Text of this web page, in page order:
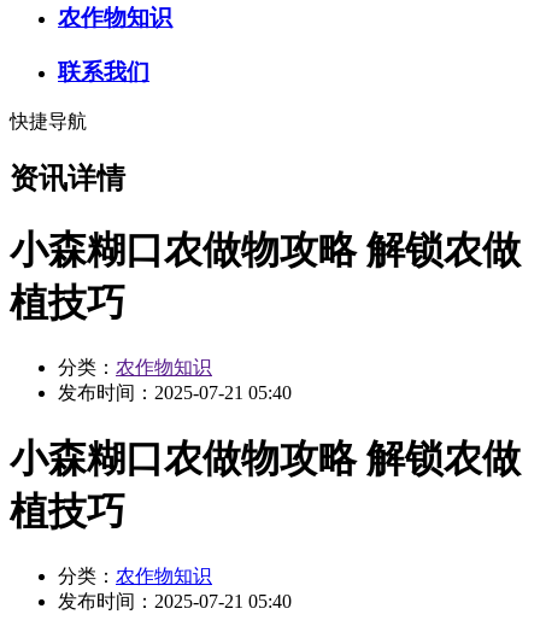
农作物知识
联系我们
快捷导航
资讯详情
小森糊口农做物攻略 解锁农做
植技巧
分类： 农作物知识
发布时间： 2025-07-21 05:40
小森糊口农做物攻略 解锁农做
植技巧
分类： 农作物知识
发布时间： 2025-07-21 05:40